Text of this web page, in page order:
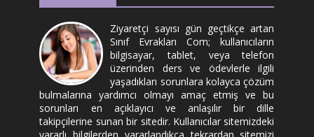
Ziyaretçi sayısı gün geçtikçe artan
Sınıf Evrakları Com; kullanıcıların
bilgisayar, tablet, veya telefon
üzerinden ders ve ödevlerle ilgili
yaşadıkları sorunlara kolayca çözüm
bulmalarına yardımcı olmayı amaç etmiş ve bu
sorunları en açıklayıcı ve anlaşılır bir dille
takipçilerine sunan bir sitedir. Kullanıcılar sitemizdeki